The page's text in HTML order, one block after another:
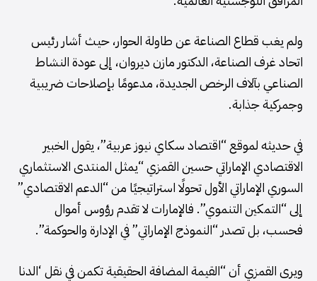
ولم يغب قطاع الصناعة عن طاولة الحوار، حيث أشار رئيس
اتحاد غرف الصناعة، الدكتور مازن ديروان، إلى عودة النشاط
الصناعي بآلاف الرخص الجديدة، مدعومًا بإصلاحات ضريبية
وجمركية جذابة.
في حديثه لموقع “اقتصاد سكاي نيوز عربية”، يقول الخبير
الاقتصادي الإماراتي حسين القمزي “يمثل المنتدى الاستثماري
السوري الإماراتي الأول تحولًا استراتيجيًا من “الدعم الاقتصادي”
إلى “التمكين التنموي”. فالإمارات لا تقدم رؤوس أموال
فحسب، بل تصدر “النموذج الإماراتي” في الإدارة والحوكمة”.
ويرى القمزي أن “القيمة المضافة الحقيقية تكمن في نقل ‘الدنا